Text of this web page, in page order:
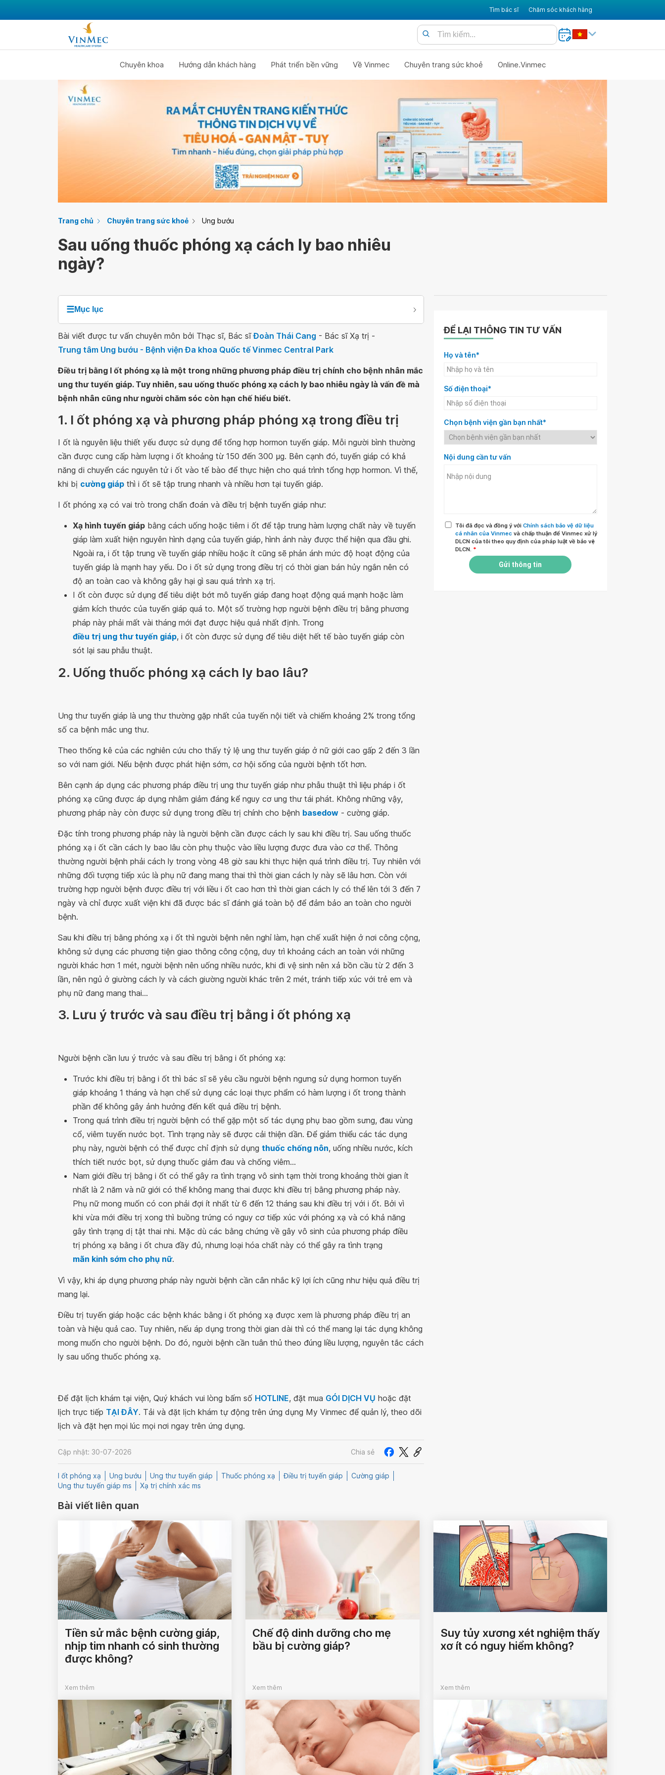
Tìm bác sĩ Chăm sóc khách hàng
Chuyên khoa Hướng dẫn khách hàng Phát triển bền vững Về Vinmec Chuyên trang sức khoẻ Online.Vinmec
Trang chủ Chuyên trang sức khoẻ Ung bướu
Sau uống thuốc phóng xạ cách ly bao nhiêu
ngày?
☰Mục lục
Bài viết được tư vấn chuyên môn bởi Thạc sĩ, Bác sĩĐoàn Thái Cang - Bác sĩ Xạ trị -
Trung tâm Ung bướu - Bệnh viện Đa khoa Quốc tế Vinmec Central Park
Điều trị bằng I ốt phóng xạ là một trong những phương pháp điều trị chính cho bệnh nhân mắc
ung thư tuyến giáp. Tuy nhiên, sau uống thuốc phóng xạ cách ly bao nhiêu ngày là vấn đề mà
bệnh nhân cũng như người chăm sóc còn hạn chế hiểu biết.
1. I ốt phóng xạ và phương pháp phóng xạ trong điều trị
I ốt là nguyên liệu thiết yếu được sử dụng để tổng hợp hormon tuyến giáp. Mỗi người bình thường
cần được cung cấp hàm lượng i ốt khoảng từ 150 đến 300 μg. Bên cạnh đó, tuyến giáp có khả
năng di chuyển các nguyên tử i ốt vào tế bào để thực hiện cho quá trình tổng hợp hormon. Vì thế,
khi bị cường giáp thì i ốt sẽ tập trung nhanh và nhiều hơn tại tuyến giáp.
I ốt phóng xạ có vai trò trong chẩn đoán và điều trị bệnh tuyến giáp như:
Xạ hình tuyến giáp bằng cách uống hoặc tiêm i ốt để tập trung hàm lượng chất này về tuyến
giáp làm xuất hiện nguyên hình dạng của tuyến giáp, hình ảnh này được thể hiện qua đầu ghi.
Ngoài ra, i ốt tập trung về tuyến giáp nhiều hoặc ít cũng sẽ phản ánh mức độ hoạt động của
tuyến giáp là mạnh hay yếu. Do i ốt sử dụng trong điều trị có thời gian bán hủy ngắn nên có
độ an toàn cao và không gây hại gì sau quá trình xạ trị.
I ốt còn được sử dụng để tiêu diệt bớt mô tuyến giáp đang hoạt động quá mạnh hoặc làm
giảm kích thước của tuyến giáp quá to. Một số trường hợp người bệnh điều trị bằng phương
pháp này phải mất vài tháng mới đạt được hiệu quả nhất định. Trong
điều trị ung thư tuyến giáp, i ốt còn được sử dụng để tiêu diệt hết tế bào tuyến giáp còn
sót lại sau phẫu thuật.
2. Uống thuốc phóng xạ cách ly bao lâu?
Ung thư tuyến giáp là ung thư thường gặp nhất của tuyến nội tiết và chiếm khoảng 2% trong tổng
số ca bệnh mắc ung thư.
Theo thống kê của các nghiên cứu cho thấy tỷ lệ ung thư tuyến giáp ở nữ giới cao gấp 2 đến 3 lần
so với nam giới. Nếu bệnh được phát hiện sớm, cơ hội sống của người bệnh tốt hơn.
Bên cạnh áp dụng các phương pháp điều trị ung thư tuyến giáp như phẫu thuật thì liệu pháp i ốt
phóng xạ cũng được áp dụng nhằm giảm đáng kể nguy cơ ung thư tái phát. Không những vậy,
phương pháp này còn được sử dụng trong điều trị chính cho bệnh basedow - cường giáp.
Đặc tính trong phương pháp này là người bệnh cần được cách ly sau khi điều trị. Sau uống thuốc
phóng xạ i ốt cần cách ly bao lâu còn phụ thuộc vào liều lượng được đưa vào cơ thể. Thông
thường người bệnh phải cách ly trong vòng 48 giờ sau khi thực hiện quá trình điều trị. Tuy nhiên với
những đối tượng tiếp xúc là phụ nữ đang mang thai thì thời gian cách ly này sẽ lâu hơn. Còn với
trường hợp người bệnh được điều trị với liều i ốt cao hơn thì thời gian cách ly có thể lên tới 3 đến 7
ngày và chỉ được xuất viện khi đã được bác sĩ đánh giá toàn bộ để đảm bảo an toàn cho người
bệnh.
Sau khi điều trị bằng phóng xạ i ốt thì người bệnh nên nghỉ làm, hạn chế xuất hiện ở nơi công cộng,
không sử dụng các phương tiện giao thông công cộng, duy trì khoảng cách an toàn với những
người khác hơn 1 mét, người bệnh nên uống nhiều nước, khi đi vệ sinh nên xả bồn cầu từ 2 đến 3
lần, nên ngủ ở giường cách ly và cách giường người khác trên 2 mét, tránh tiếp xúc với trẻ em và
phụ nữ đang mang thai...
3. Lưu ý trước và sau điều trị bằng i ốt phóng xạ
Người bệnh cần lưu ý trước và sau điều trị bằng i ốt phóng xạ:
Trước khi điều trị bằng i ốt thì bác sĩ sẽ yêu cầu người bệnh ngưng sử dụng hormon tuyến
giáp khoảng 1 tháng và hạn chế sử dụng các loại thực phẩm có hàm lượng i ốt trong thành
phần để không gây ảnh hưởng đến kết quả điều trị bệnh.
Trong quá trình điều trị người bệnh có thể gặp một số tác dụng phụ bao gồm sưng, đau vùng
cổ, viêm tuyến nước bọt. Tình trạng này sẽ được cải thiện dần. Để giảm thiểu các tác dụng
phụ này, người bệnh có thể được chỉ định sử dụng thuốc chống nôn, uống nhiều nước, kích
thích tiết nước bọt, sử dụng thuốc giảm đau và chống viêm...
Nam giới điều trị bằng i ốt có thể gây ra tình trạng vô sinh tạm thời trong khoảng thời gian ít
nhất là 2 năm và nữ giới có thể không mang thai được khi điều trị bằng phương pháp này.
Phụ nữ mong muốn có con phải đợi ít nhất từ 6 đến 12 tháng sau khi điều trị với i ốt. Bởi vì
khi vừa mới điều trị xong thì buồng trứng có nguy cơ tiếp xúc với phóng xạ và có khả năng
gây tình trạng dị tật thai nhi. Mặc dù các bằng chứng về gây vô sinh của phương pháp điều
trị phóng xạ bằng i ốt chưa đầy đủ, nhưng loại hóa chất này có thể gây ra tình trạng
mãn kinh sớm cho phụ nữ.
Vì vậy, khi áp dụng phương pháp này người bệnh cần cân nhắc kỹ lợi ích cũng như hiệu quả điều trị
mang lại.
Điều trị tuyến giáp hoặc các bệnh khác bằng i ốt phóng xạ được xem là phương pháp điều trị an
toàn và hiệu quả cao. Tuy nhiên, nếu áp dụng trong thời gian dài thì có thể mang lại tác dụng không
mong muốn cho người bệnh. Do đó, người bệnh cần tuân thủ theo đúng liều lượng, nguyên tắc cách
ly sau uống thuốc phóng xạ.
Để đặt lịch khám tại viện, Quý khách vui lòng bấm số HOTLINE, đặt mua GÓI DỊCH VỤ hoặc đặt
lịch trực tiếp TẠI ĐÂY. Tải và đặt lịch khám tự động trên ứng dụng My Vinmec để quản lý, theo dõi
lịch và đặt hẹn mọi lúc mọi nơi ngay trên ứng dụng.
Cập nhật: 30-07-2026 Chia sẻ
I ốt phóng xạ Ung bướu Ung thư tuyến giáp Thuốc phóng xạ Điều trị tuyến giáp
Cường giáp
Ung thư tuyến giáp ms
Xạ trị chính xác ms
ĐỂ LẠI THÔNG TIN TƯ VẤN
Họ và tên*
Số điện thoại*
Chọn bệnh viện gần bạn nhất*
Nội dung cần tư vấn
Tôi đã đọc và đồng ý với Chính sách bảo vệ dữ liệu
cá nhân của Vinmec và chấp thuận để Vinmec xử lý
DLCN của tôi theo quy định của pháp luật về bảo vệ
DLCN. *
Gửi thông tin
Bài viết liên quan
Tiền sử mắc bệnh cường giáp,
nhịp tim nhanh có sinh thường
được không?
Xem thêm
Chế độ dinh dưỡng cho mẹ
bầu bị cường giáp?
Xem thêm
Suy tủy xương xét nghiệm thấy
xơ ít có nguy hiểm không?
Xem thêm